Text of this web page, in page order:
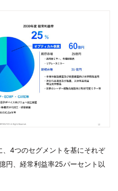
4つのセグメントを基にそれぞ
円、経常利益率25パーセント以